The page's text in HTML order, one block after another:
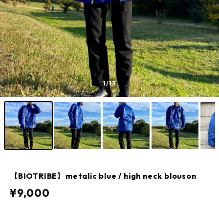
1/13
【BIOTRIBE】metalic blue / high neck blouson
¥9,000